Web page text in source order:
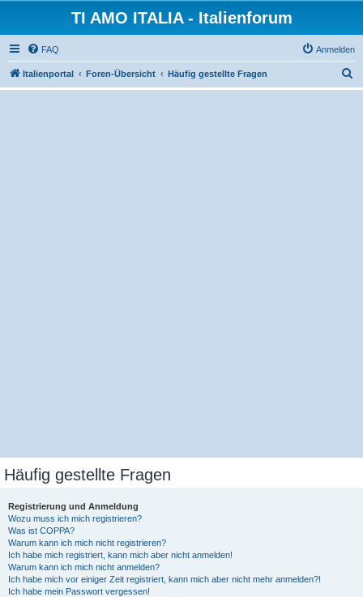
TI AMO ITALIA - Italienforum
FAQ Anmelden
Italienportal Foren-Übersicht Häufig gestellte Fragen
u
Häufig gestellte Fragen
Registrierung und Anmeldung
Wozu muss ich mich registrieren?
Was ist COPPA?
Warum kann ich mich nicht registrieren?
Ich habe mich registriert, kann mich aber nicht anmelden!
Warum kann ich mich nicht anmelden?
Ich habe mich vor einiger Zeit registriert, kann mich aber nicht mehr anmelden?!
Ich habe mein Passwort vergessen!